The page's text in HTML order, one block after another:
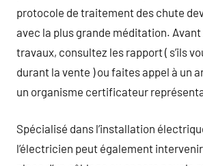
protocole de traitement des chute
avec la plus grande méditation.
travaux, consultez les rapport ( s’ils
durant la vente ) ou faites appel à un
un organisme certificateur
Spécialisé dans l’installation
l’électricien peut également